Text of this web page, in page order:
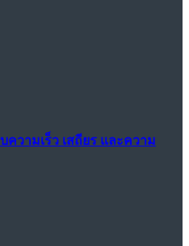
ความเร็ว เสถียร และความ